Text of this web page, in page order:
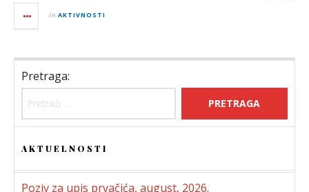
in AKTIVNOSTI
Pretraga:
AKTUELNOSTI
Poziv za upis prvačića, august, 2026.